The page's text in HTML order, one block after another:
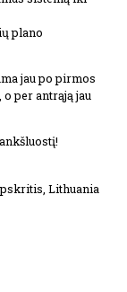
plano
jau po pirmos
per antrąją jau
Lithuania